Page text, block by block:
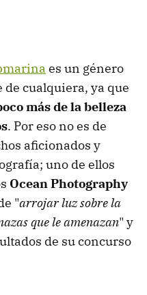
es un género
cualquiera, ya que
más de la belleza
. Por eso no es de
aficionados y
uno de ellos
Ocean Photography
"arrojar luz sobre la
que le amenazan" y
de su concurso